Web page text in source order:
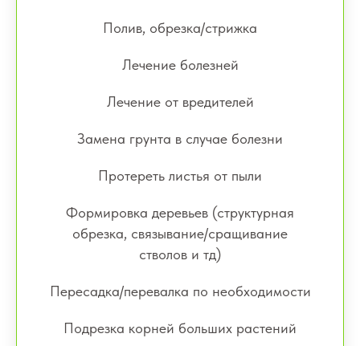
Полив, обрезка/стрижка
Лечение болезней
Лечение от вредителей
Замена грунта в случае болезни
Протереть листья от пыли
Формировка деревьев (структурная
обрезка, связывание/сращивание
стволов и тд)
Пересадка/перевалка по необходимости
Подрезка корней больших растений